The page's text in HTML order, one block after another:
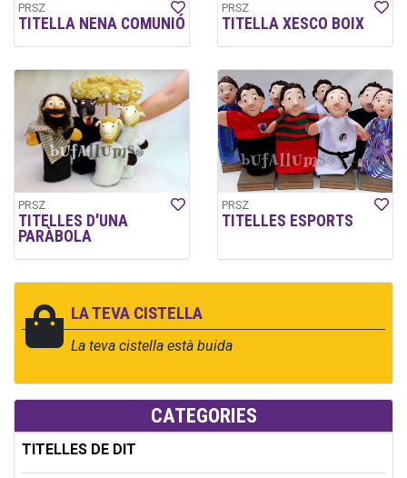
LA TEVA CISTELLA
La teva cistella està buida
CATEGORIES
TITELLES DE DIT
PRSZ
TITELLA NENA COMUNIÓ
PRSZ
TITELLA XESCO BOIX
PRSZ
TITELLES D'UNA
PARÀBOLA
PRSZ
TITELLES ESPORTS